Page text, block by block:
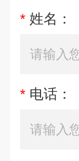
* 姓名：
* 电话：